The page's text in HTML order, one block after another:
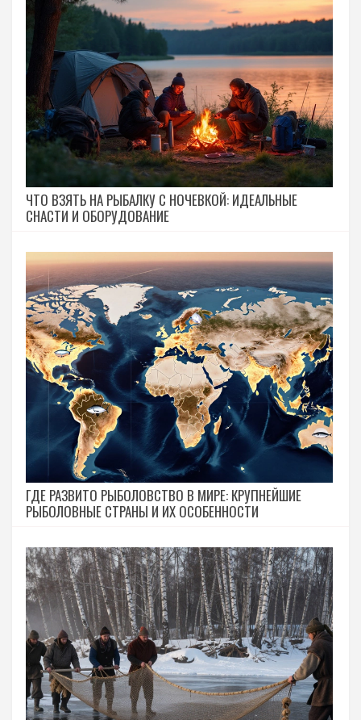
ЧТО ВЗЯТЬ НА РЫБАЛКУ С НОЧЕВКОЙ: ИДЕАЛЬНЫЕ
СНАСТИ И ОБОРУДОВАНИЕ
ГДЕ РАЗВИТО РЫБОЛОВСТВО В МИРЕ: КРУПНЕЙШИЕ
РЫБОЛОВНЫЕ СТРАНЫ И ИХ ОСОБЕННОСТИ